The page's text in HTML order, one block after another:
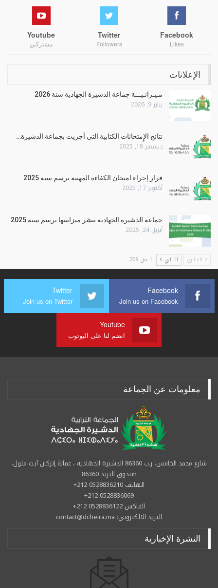
Facebook
Likes
Twitter
Followers
Youtube
مشتركين
الإعلانات
مـيـزانـيـــة جماعة الدشيرة الجهادية سنة 2026
يناير 9, 2026
نتائج الإِمتحانات الكتابية التي أجريت بجماعة الدشيرة…
ديسمبر 18, 2025
قرار إجراء امتحان الكفاءة المهنية برسم سنة 2025
أكتوبر 17, 2025
جماعة الدشيرة الجهادية تنشر ميزانيتها برسم سنة 2025
أبريل 24, 2025
السابق التالي 1 من 209
Facebook
Join us on Facebook
Twitter
Join us on Twitter
Youtube
انضم لنا على اليوتوب
معلومات عن الجماعة
شارع محمد الخامس، ر.ب 86360 الدشيرة الجهادية ، عمالة إنزكان آيت ملول.
صندوق البريد 86360
الهاتف 0528836210 212+
0528836069 212+
الفاكس 0528836122 212+
البريد الالكتروني: contact@dcheira.ma
النشرة الإخبارية